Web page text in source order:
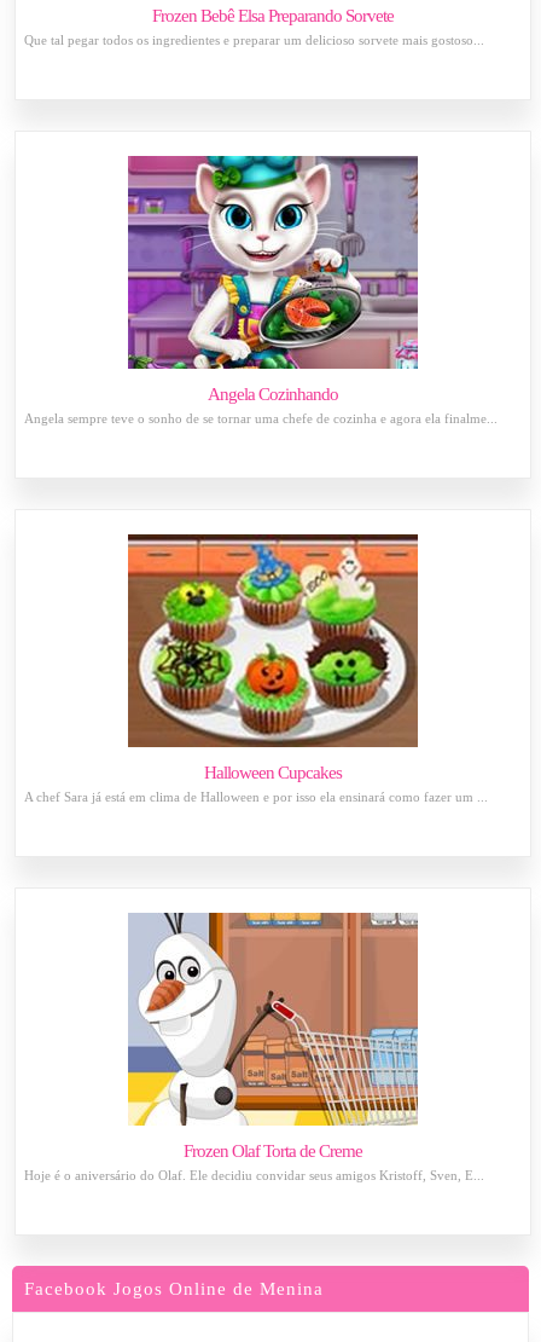
Frozen Bebê Elsa Preparando Sorvete
Que tal pegar todos os ingredientes e preparar um delicioso sorvete mais gostoso...
Angela Cozinhando
Angela sempre teve o sonho de se tornar uma chefe de cozinha e agora ela finalme...
Halloween Cupcakes
A chef Sara já está em clima de Halloween e por isso ela ensinará como fazer um ...
Frozen Olaf Torta de Creme
Hoje é o aniversário do Olaf. Ele decidiu convidar seus amigos Kristoff, Sven, E...
Facebook Jogos Online de Menina